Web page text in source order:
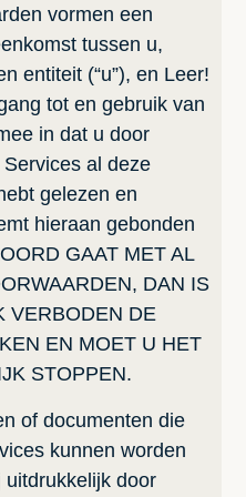
vormen een
tussen u,
entiteit (“u”), en Leer!
tot en gebruik van
in dat u door
al deze
gelezen en
hieraan gebonden
GAAT MET AL
DAN IS
VERBODEN DE
EN MOET U HET
STOPPEN.
of documenten die
kunnen worden
door